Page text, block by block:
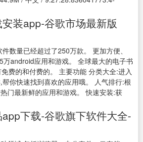
装app-谷歌市场最新版
数量已经超过了250万款。 更加方便、
万android应用和游戏。 全球最大的电子书
费的和付费的。 主要功能 分类大全:进入
你快速找到喜欢的应用哦。 人气排行:根
门最新鲜的应用和游戏。 快速安装:获
下载-谷歌旗下软件大全-